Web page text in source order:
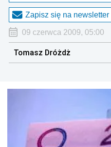
Zapisz się na newsletter
09 czerwca 2009, 05:00
Tomasz Dróżdż